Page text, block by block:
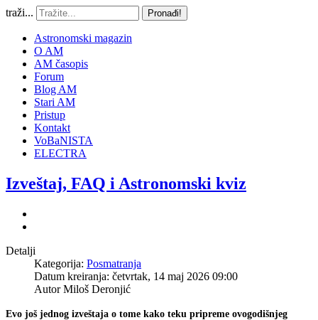
traži... Pronađi!
Astronomski magazin
O AM
AM časopis
Forum
Blog AM
Stari AM
Pristup
Kontakt
VoBaNISTA
ELECTRA
Izveštaj, FAQ i Astronomski kviz
Detalji
Kategorija: Posmatranja
Datum kreiranja: četvrtak, 14 maj 2026 09:00
AutorMiloš Deronjić
Evo još jednog izveštaja o tome kako teku pripreme ovogodišnjeg